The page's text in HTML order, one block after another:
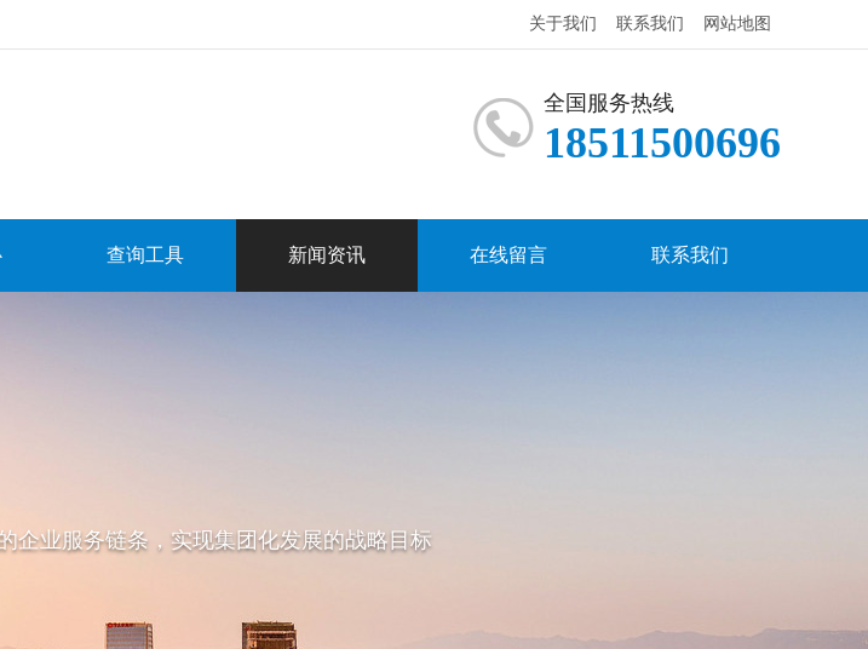
关于我们 联系我们 网站地图
全国服务热线
18511500696
查询工具 新闻资讯 在线留言 联系我们
企业服务链条，实现集团化发展的战略目标